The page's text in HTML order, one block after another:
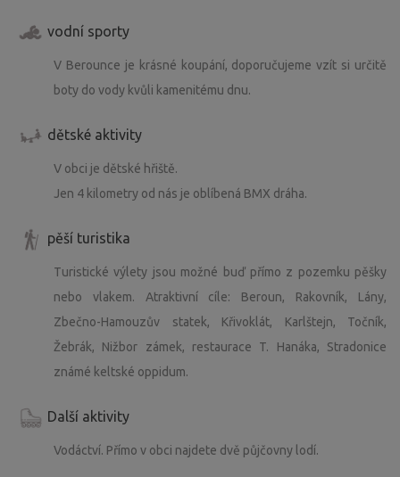
vodní sporty
V Berounce je krásné koupání, doporučujeme vzít si určitě
boty do vody kvůli kamenitému dnu.
dětské aktivity
V obci je dětské hřiště.
Jen 4 kilometry od nás je oblíbená BMX dráha.
pěší turistika
Turistické výlety jsou možné buď přímo z pozemku pěšky
nebo vlakem. Atraktivní cíle: Beroun, Rakovník, Lány,
Zbečno-Hamouzův statek, Křivoklát, Karlštejn, Točník,
Žebrák, Nižbor zámek, restaurace T. Hanáka, Stradonice
známé keltské oppidum.
Další aktivity
Vodáctví. Přímo v obci najdete dvě půjčovny lodí.